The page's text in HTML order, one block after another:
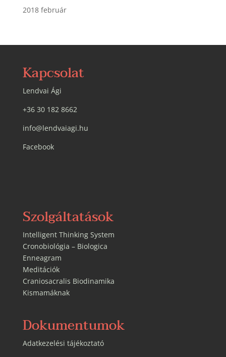
2018 február
Kapcsolat
Lendvai Ági
+36 30 182 8662
info@lendvaiagi.hu
Facebook
Szolgáltatások
Intelligent Thinking System
Cronobiológia – Biologica
Enneagram
Meditációk
Craniosacralis Biodinamika
Kismamáknak
Dokumentumok
Adatkezelési tájékoztató